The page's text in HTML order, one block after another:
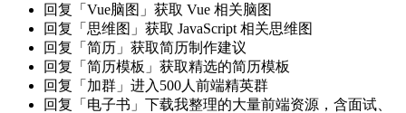
回复「Vue脑图」获取 Vue 相关脑图
回复「思维图」获取 JavaScript 相关思维图
回复「简历」获取简历制作建议
回复「简历模板」获取精选的简历模板
回复「加群」进入500人前端精英群
回复「电子书」下载我整理的大量前端资源，含面试、